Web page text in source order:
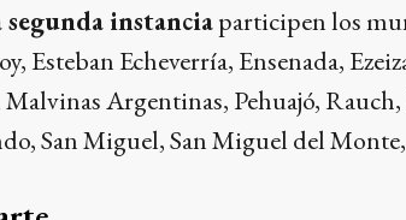
segunda instanciaparticipen los
Esteban Echeverría, Ensenada,
Malvinas Argentinas, Pehuajó,
San Miguel, San Miguel del